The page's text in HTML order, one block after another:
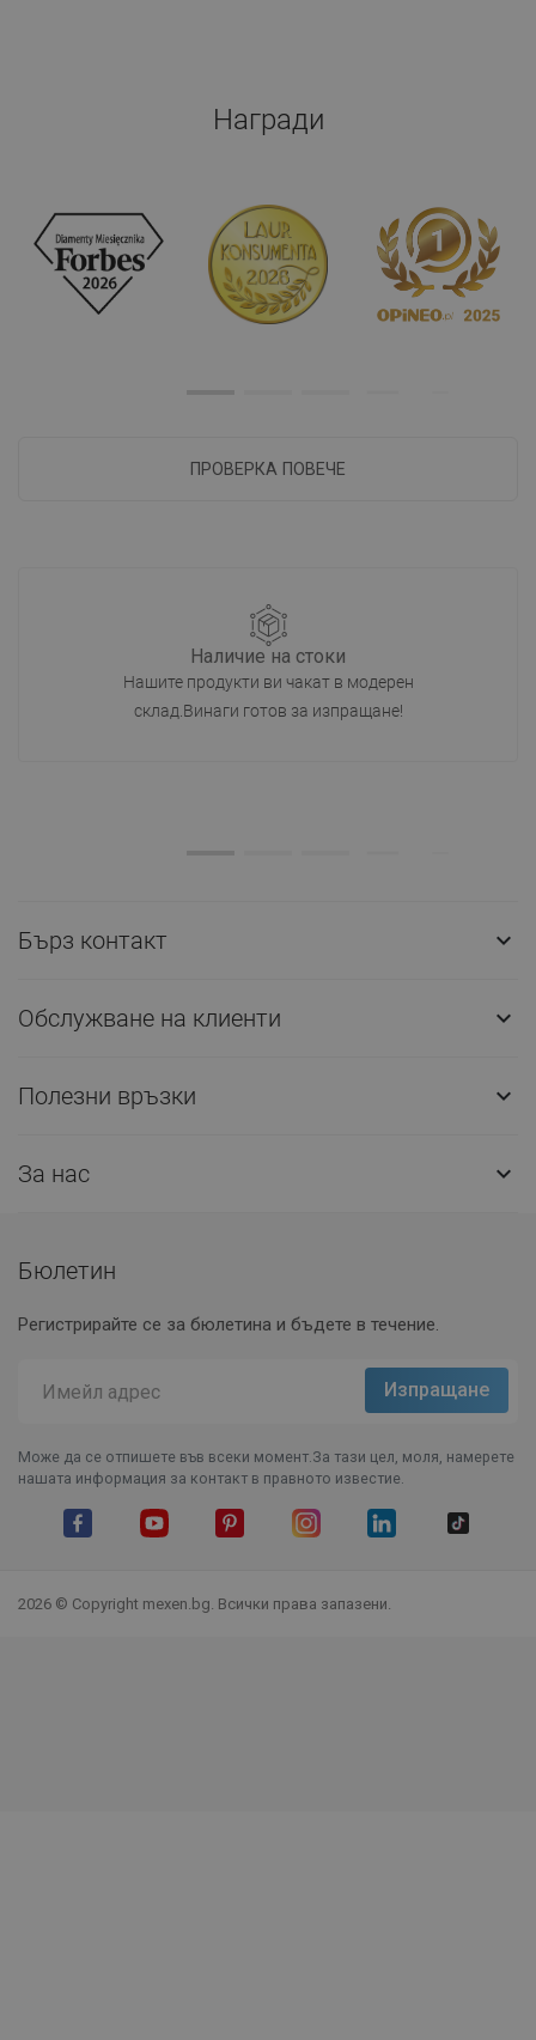
Награди
ПРОВЕРКА ПОВЕЧЕ
Наличие на стоки
Нашите продукти ви чакат в модерен
склад.Винаги готов за изпращане!
Бърз контакт 
Обслужване на клиенти 
Полезни връзки 
За нас 
Бюлетин
Регистрирайте се за бюлетина и бъдете в течение.
Може да се отпишете във всеки момент.За тази цел, моля, намерете
нашата информация за контакт в правното известие.
2026 © Copyright mexen.bg. Всички права запазени.